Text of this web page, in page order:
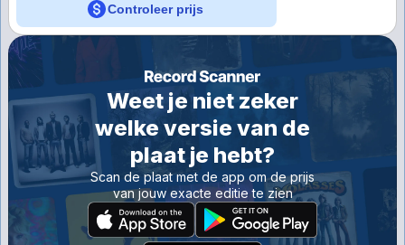
Controleer prijs
Weet je niet zeker
welke versie van de
plaat je hebt?
Scan de plaat met de app om de prijs
van jouw exacte editie te zien